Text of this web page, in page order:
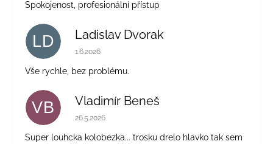
Spokojenost, profesionální přístup
LD Ladislav Dvorak
Hodnocení obchodu je 5 z 5 hvězdiček.
1.6.2026
Vše rychle, bez problému.
VB Vladimír Beneš
Hodnocení obchodu je 5 z 5 hvězdiček.
26.5.2026
Super louhcka kolobezka... trosku drelo hlavko tak sem